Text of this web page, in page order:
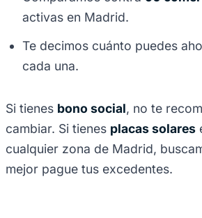
activas en Madrid.
Te decimos cuánto puedes
cada una.
Si tienes bono social, no te
cambiar. Si tienes placas solares
cualquier zona de Madrid,
mejor pague tus excedentes.